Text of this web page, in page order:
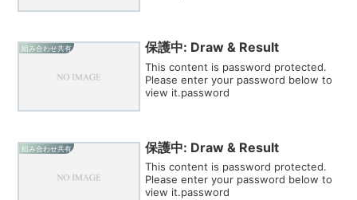
組み合わせ共有 保護中: Draw & Result
This content is password protected.
Please enter your password below to
view it.password
組み合わせ共有 保護中: Draw & Result
This content is password protected.
Please enter your password below to
view it.password